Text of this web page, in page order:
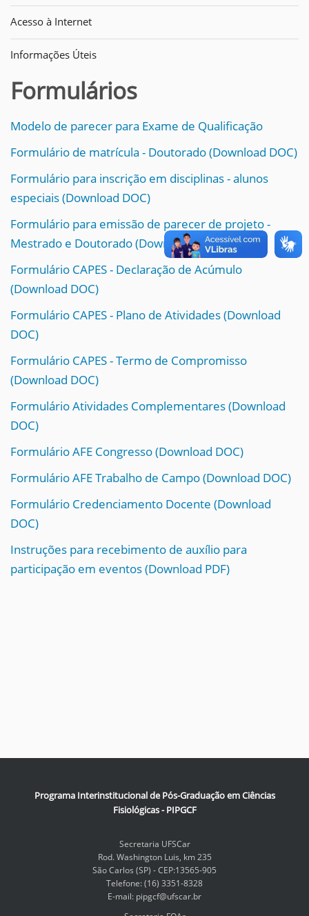
Acesso à Internet
Informações Úteis
Formulários
Modelo de parecer para Exame de Qualificação
Formulário de matrícula - Doutorado (Download DOC)
Formulário para inscrição em disciplinas - alunos
especiais (Download DOC)
Formulário para emissão de parecer de projeto -
Mestrado e Doutorado (Download DOC)
Formulário CAPES - Declaração de Acúmulo
(Download DOC)
Formulário CAPES - Plano de Atividades (Download
DOC)
Formulário CAPES - Termo de Compromisso
(Download DOC)
Formulário Atividades Complementares (Download
DOC)
Formulário AFE Congresso (Download DOC)
Formulário AFE Trabalho de Campo (Download DOC)
Formulário Credenciamento Docente (Download
DOC)
Instruções para recebimento de auxílio para
participação em eventos (Download PDF)
Programa Interinstitucional de Pós-Graduação em Ciências
Fisiológicas - PIPGCF
Secretaria UFSCar
Rod. Washington Luis, km 235
São Carlos (SP) - CEP:13565-905
Telefone: (16) 3351-8328
E-mail: pipgcf@ufscar.br